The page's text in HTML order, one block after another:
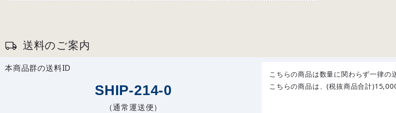
送料のご案内
本商品群の送料ID
SHIP-214-0
（通常運送便）
こちらの商品は数量に関わらず一律の
こちらの商品は、(税抜商品合計